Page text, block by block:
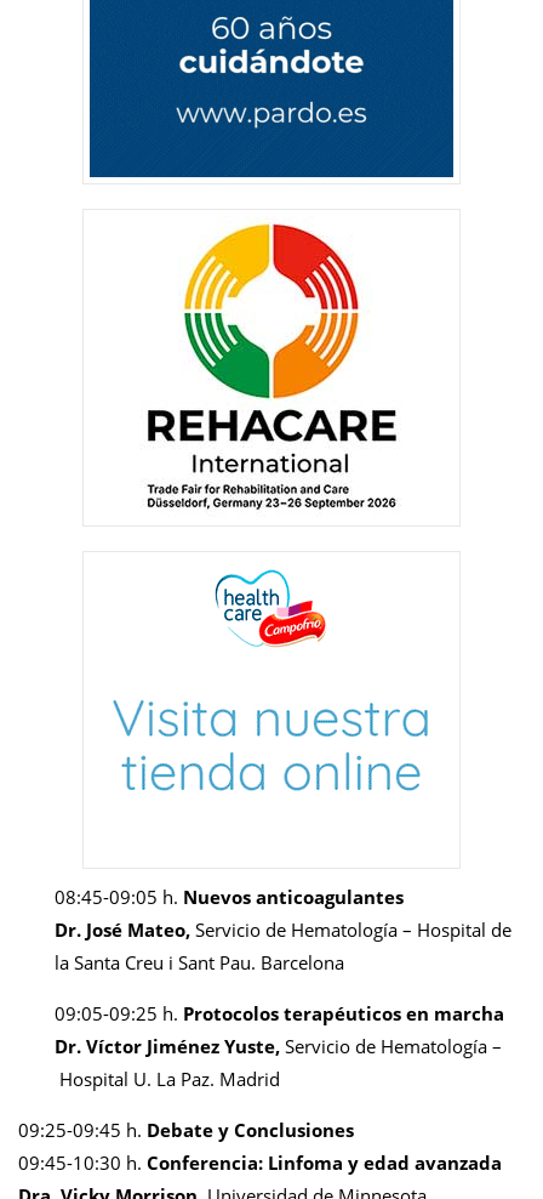
08:45-09:05 h. Nuevos anticoagulantes
Dr. José Mateo, Servicio de Hematología – Hospital de
la Santa Creu i Sant Pau. Barcelona
09:05-09:25 h. Protocolos terapéuticos en marcha
Dr. Víctor Jiménez Yuste, Servicio de Hematología –
Hospital U. La Paz. Madrid
09:25-09:45 h. Debate y Conclusiones
09:45-10:30 h. Conferencia: Linfoma y edad avanzada